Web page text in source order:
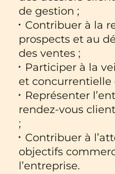
de gestion ;
Contribuer à la
prospects et au
des ventes ;
Participer à la
et concurrentielle
Représenter
rendez-vous
;
Contribuer à
objectifs
l’entreprise.